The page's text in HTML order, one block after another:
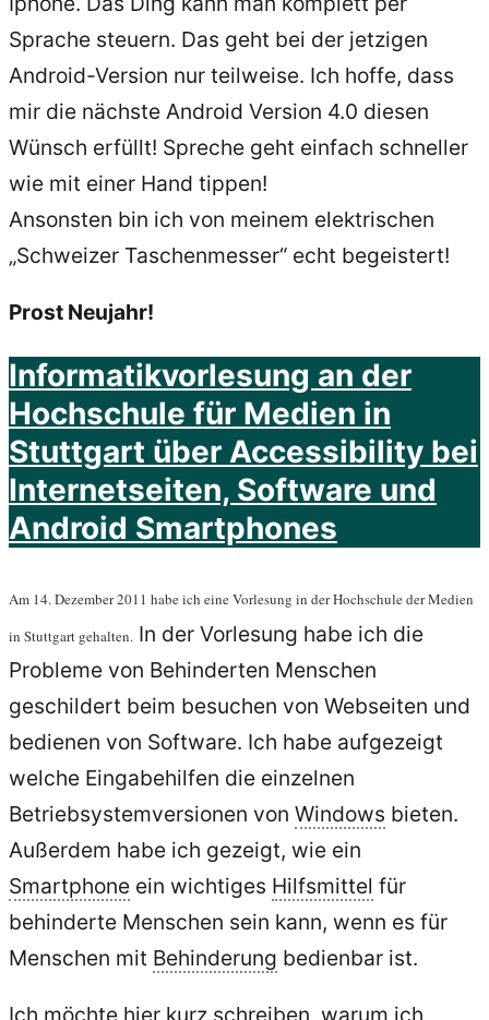
Sprache steuern. Das geht bei der jetzigen
Android-Version nur teilweise. Ich hoffe, dass
mir die nächste Android Version 4.0 diesen
Wünsch erfüllt! Spreche geht einfach schneller
wie mit einer Hand tippen!
Ansonsten bin ich von meinem elektrischen
„Schweizer Taschenmesser“ echt begeistert!
Prost Neujahr!
Informatikvorlesung an der
Hochschule für Medien in
Stuttgart über Accessibility bei
Internetseiten, Software und
Android Smartphones
Am 14. Dezember 2011 habe ich eine Vorlesung in der Hochschule der Medien
in Stuttgart gehalten. In der Vorlesung habe ich die
Probleme von Behinderten Menschen
geschildert beim besuchen von Webseiten und
bedienen von Software. Ich habe aufgezeigt
welche Eingabehilfen die einzelnen
Betriebsystemversionen von Windows bieten.
Außerdem habe ich gezeigt, wie ein
Smartphone ein wichtiges Hilfsmittel für
behinderte Menschen sein kann, wenn es für
Menschen mit Behinderung bedienbar ist.
Ich möchte hier kurz schreiben, warum ich